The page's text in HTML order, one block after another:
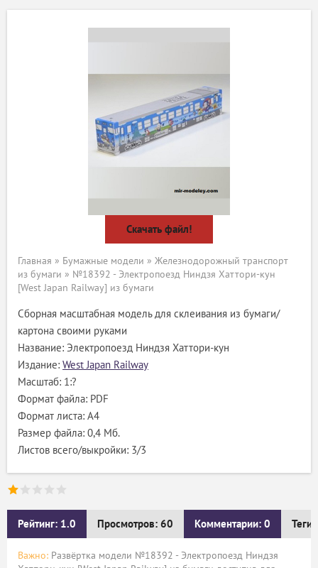
Скачать файл!
Главная » Бумажные модели » Железнодорожный транспорт
из бумаги » №18392 - Электропоезд Ниндзя Хаттори-кун
[West Japan Railway] из бумаги
Сборная масштабная модель для склеивания из бумаги/
картона своими руками
Название: Электропоезд Ниндзя Хаттори-кун
Издание: West Japan Railway
Масштаб: 1:?
Формат файла: PDF
Формат листа: А4
Размер файла: 0,4 Мб.
Листов всего/выкройки: 3/3
Рейтинг: 1.0 Просмотров: 60 Комментарии: 0 Теги:
Важно: Развёртка модели №18392 - Электропоезд Ниндзя